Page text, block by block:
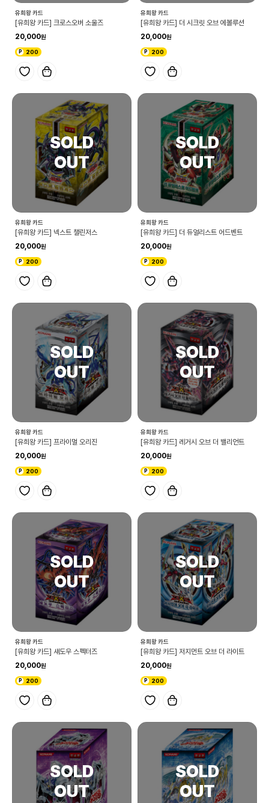
유희왕 카드
[유희왕 카드] 크로스오버 소울즈
20,000
200
유희왕 카드
[유희왕 카드] 더 시크릿 오브 에볼루션
20,000
200
유희왕 카드
[유희왕 카드] 넥스트 챌린저스
20,000
200
유희왕 카드
[유희왕 카드] 더 듀얼리스트 어드벤트
20,000
200
유희왕 카드
[유희왕 카드] 프라이멀 오리진
20,000
200
유희왕 카드
[유희왕 카드] 레거시 오브 더 밸리언트
20,000
200
유희왕 카드
[유희왕 카드] 섀도우 스펙터즈
20,000
200
유희왕 카드
[유희왕 카드] 저지먼트 오브 더 라이트
20,000
200